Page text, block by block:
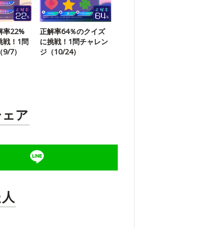
率22%
戦！1問
7）
正解率64％のクイズ
に挑戦！1問チャレン
ジ（10/24）
ア